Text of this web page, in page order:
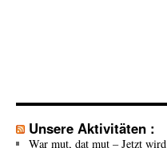
Unsere Aktivitäten :
War mut, dat mut – Jetzt wird